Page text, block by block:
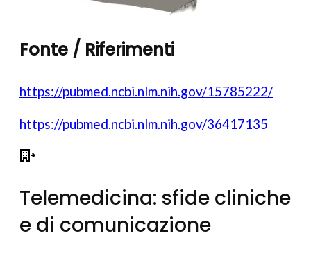
Fonte / Riferimenti
https://pubmed.ncbi.nlm.nih.gov/15785222/
https://pubmed.ncbi.nlm.nih.gov/36417135
Telemedicina: sfide cliniche
e di comunicazione